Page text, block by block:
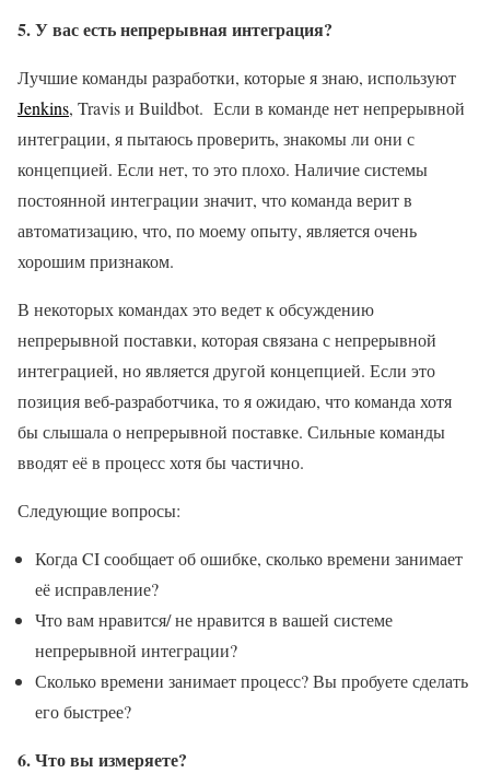
5. У вас есть непрерывная интеграция?
Лучшие команды разработки, которые я знаю, используют
Jenkins, Travis и Buildbot. Если в команде нет непрерывной
интеграции, я пытаюсь проверить, знакомы ли они с
концепцией. Если нет, то это плохо. Наличие системы
постоянной интеграции значит, что команда верит в
автоматизацию, что, по моему опыту, является очень
хорошим признаком.
В некоторых командах это ведет к обсуждению
непрерывной поставки, которая связана с непрерывной
интеграцией, но является другой концепцией. Если это
позиция веб-разработчика, то я ожидаю, что команда хотя
бы слышала о непрерывной поставке. Сильные команды
вводят её в процесс хотя бы частично.
Следующие вопросы:
Когда CI сообщает об ошибке, сколько времени занимает
её исправление?
Что вам нравится/ не нравится в вашей системе
непрерывной интеграции?
Сколько времени занимает процесс? Вы пробуете сделать
его быстрее?
6. Что вы измеряете?